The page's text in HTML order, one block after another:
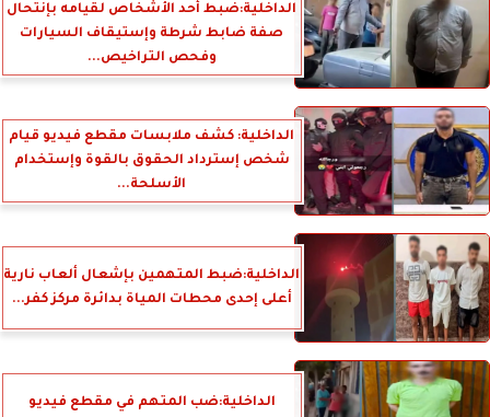
الداخلية:ضبط أحد الأشخاص لقيامه بإنتحال
صفة ضابط شرطة وإستيقاف السيارات
وفحص التراخيص...
الداخلية: كشف ملابسات مقطع فيديو قيام
شخص إسترداد الحقوق بالقوة وإستخدام
الأسلحة...
الداخلية:ضبط المتهمين بإشعال ألعاب نارية
أعلى إحدى محطات المياة بدائرة مركز كفر...
الداخلية:ضب المتهم في مقطع فيديو